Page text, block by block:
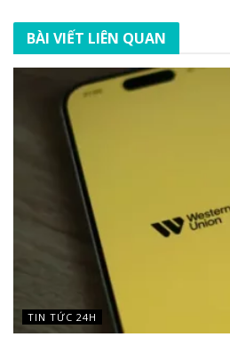
BÀI VIẾT LIÊN QUAN
TIN TỨC 24H